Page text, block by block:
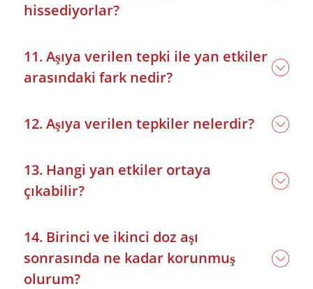
hissediyorlar?
11. Aşıya verilen tepki ile yan etkiler
arasındaki fark nedir?
12. Aşıya verilen tepkiler nelerdir?
13. Hangi yan etkiler ortaya
çıkabilir?
14. Birinci ve ikinci doz aşı
sonrasında ne kadar korunmuş
olurum?